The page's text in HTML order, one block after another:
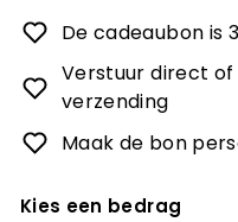
De cadeaubon is
Verstuur direct
verzending
Maak de bon
Kies een bedrag